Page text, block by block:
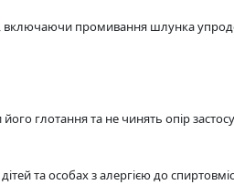
включаючи промивання шлунка
глотання та не чинять опір
та особах з алергією до